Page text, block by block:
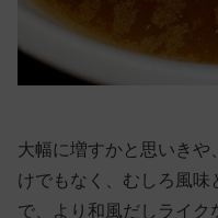
大幅に増すかと思いきや
けでもなく、むしろ風味
で、より和風だしライク